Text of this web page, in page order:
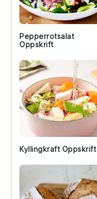
Pepperrotsalat
Oppskrift
Kyllingkraft Oppskrift